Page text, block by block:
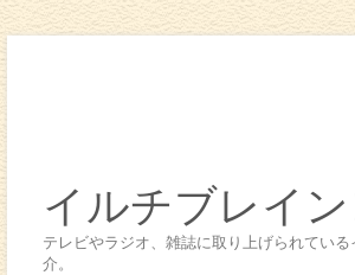
イルチブレイ
テレビやラジオ、雑誌に取り上げられてい
介。